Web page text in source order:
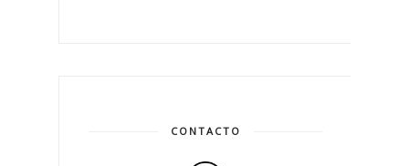
CONTACTO